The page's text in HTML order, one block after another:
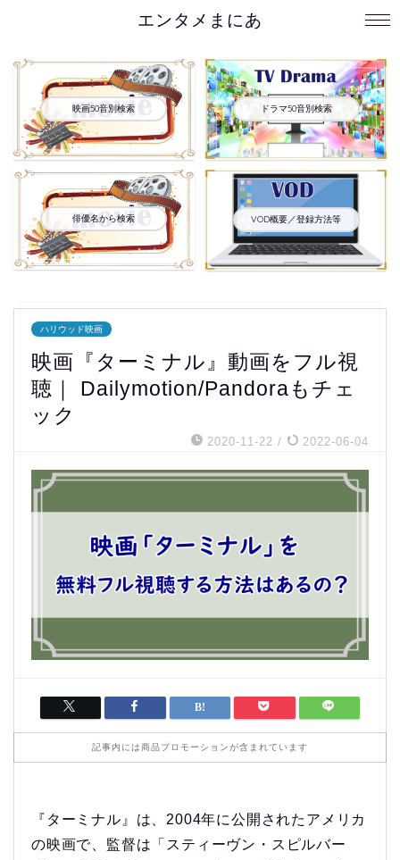
エンタメまにあ
映画50音別検索 ドラマ50音別検索
俳優名から検索 VOD概要／登録方法等
ハリウッド映画
映画『ターミナル』動画をフル視
聴｜ Dailymotion/Pandoraもチェ
ック
2020-11-22 / 2022-06-04
記事内には商品プロモーションが含まれています
『ターミナル』は、2004年に公開されたアメリカ
の映画で、監督は「スティーヴン・スピルバー